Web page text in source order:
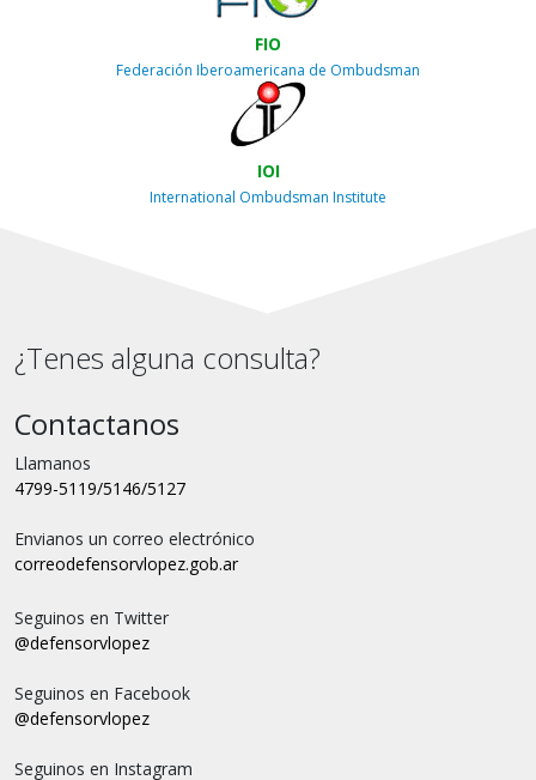
FIO
Federación Iberoamericana de Ombudsman
IOI
International Ombudsman Institute
¿Tenes alguna consulta?
Contactanos
Llamanos
4799-5119/5146/5127
Envianos un correo electrónico
correodefensorvlopez.gob.ar
Seguinos en Twitter
@defensorvlopez
Seguinos en Facebook
@defensorvlopez
Seguinos en Instagram